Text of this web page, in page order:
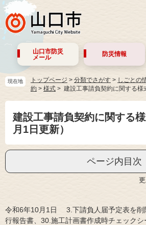
山口市防災
メール
防災情報
現在地 トップページ > 分類でさがす > しごとの
約 > 様式 建設工事請負契約に関する様
建設工事請負契約に関する
月1日更新）
ページ内目次
令和6年10月1日 3.下請負人届予定表を削
行報告書、30.施工計画書作成時チェックシ